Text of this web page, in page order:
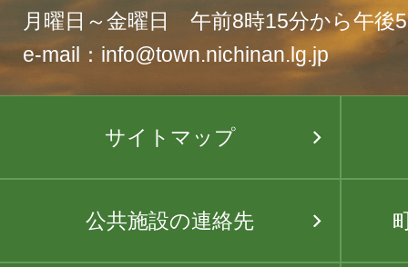
月曜日～金曜日 午前8時15分から午後
e-mail：info@town.nichinan.lg.jp
サイトマップ
公共施設の連絡先